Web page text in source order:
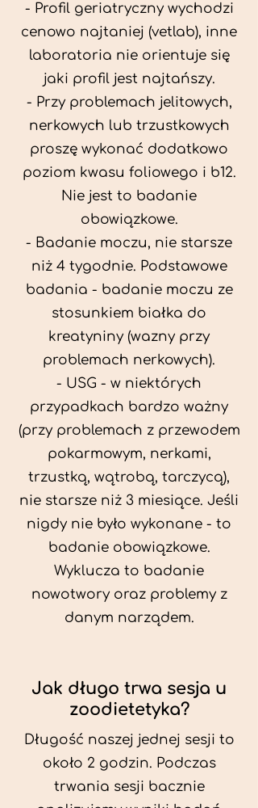
- Profil geriatryczny wychodzi
cenowo najtaniej (vetlab), inne
laboratoria nie orientuje się
jaki profil jest najtańszy.
- Przy problemach jelitowych,
nerkowych lub trzustkowych
proszę wykonać dodatkowo
poziom kwasu foliowego i b12.
Nie jest to badanie
obowiązkowe.
- Badanie moczu, nie starsze
niż 4 tygodnie. Podstawowe
badania - badanie moczu ze
stosunkiem białka do
kreatyniny (wazny przy
problemach nerkowych).
- USG - w niektórych
przypadkach bardzo ważny
(przy problemach z przewodem
pokarmowym, nerkami,
trzustką, wątrobą, tarczycą),
nie starsze niż 3 miesiące. Jeśli
nigdy nie było wykonane - to
badanie obowiązkowe.
Wyklucza to badanie
nowotwory oraz problemy z
danym narządem.
Jak długo trwa sesja u
zoodietetyka?
Długość naszej jednej sesji to
około 2 godzin. Podczas
trwania sesji bacznie